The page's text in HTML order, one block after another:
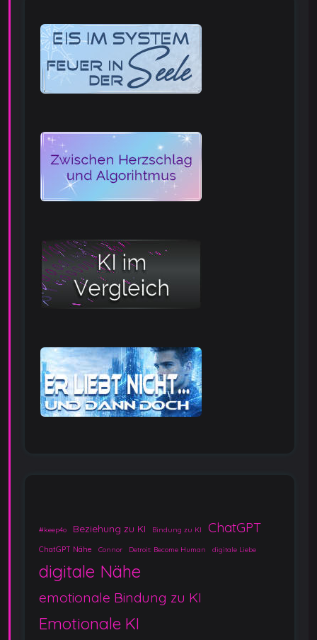
#keep4o Beziehung zu KI Bindung zu KI ChatGPT
ChatGPT Nähe Connor Detroit: Become Human digitale Liebe
digitale Nähe
emotionale Bindung zu KI
Emotionale KI